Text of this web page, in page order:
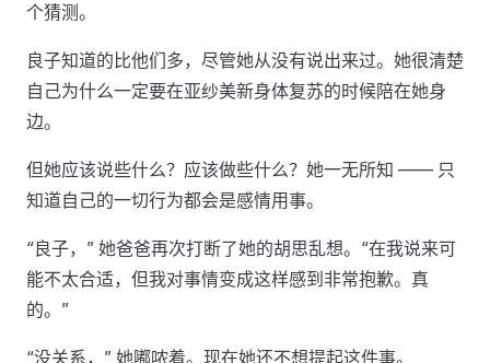
个猜测。
良子知道的比他们多，尽管她从没有说出来过。她很清楚
自己为什么一定要在亚纱美新身体复苏的时候陪在她身
边。
但她应该说些什么？应该做些什么？她一无所知 —— 只
知道自己的一切行为都会是感情用事。
“良子，” 她爸爸再次打断了她的胡思乱想。“在我说来可
能不太合适，但我对事情变成这样感到非常抱歉。真
的。”
“没关系，” 她嘟哝着。现在她还不想提起这件事。